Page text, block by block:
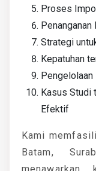
Proses
Penanganan
Strategi
Kepatuhan
Kasus Studi
Efektif
Kami
Batam,
menawarkan